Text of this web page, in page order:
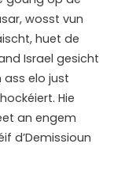
wosst vun
huet de
Israel gesicht
ass elo just
Hie
an engem
d’Demissioun